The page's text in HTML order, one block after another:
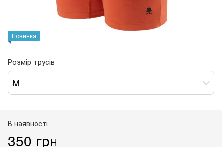
Новинка
Розмір трусів
M
В наявності
350 грн